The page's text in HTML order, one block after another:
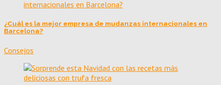
¿Cuál es la mejor empresa de mudanzas internacionales en
Barcelona?
Consejos